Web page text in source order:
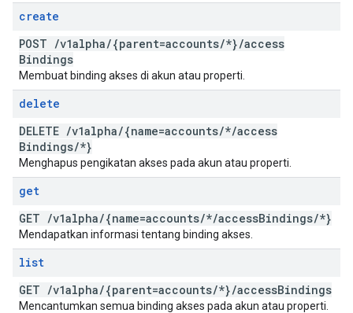
create
POST /v1alpha/{parent=accounts/*}/access
Bindings
Membuat binding akses di akun atau properti.
delete
DELETE /v1alpha/{name=accounts/*/access
Bindings/*}
Menghapus pengikatan akses pada akun atau properti.
get
GET /v1alpha/{name=accounts/*/accessBindings/*}
Mendapatkan informasi tentang binding akses.
list
GET /v1alpha/{parent=accounts/*}/accessBindings
Mencantumkan semua binding akses pada akun atau properti.